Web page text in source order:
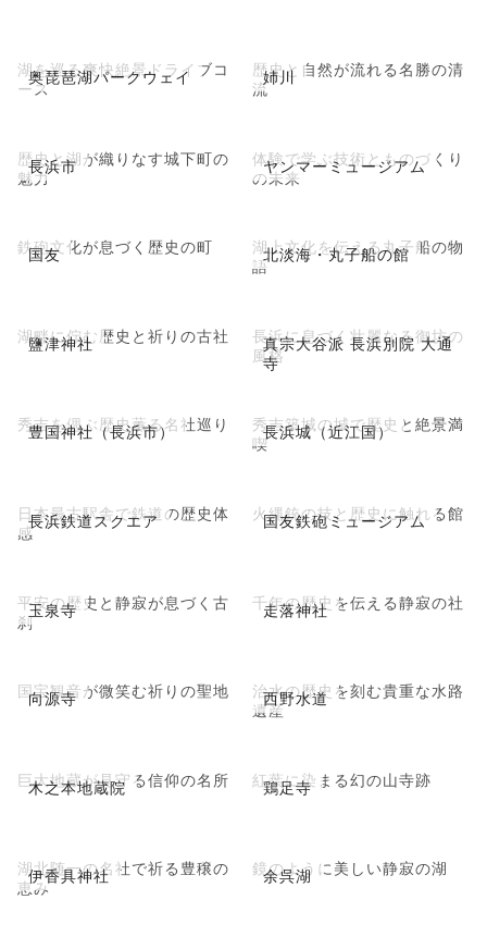
奥琵琶湖パークウェイ
湖を巡る爽快絶景ドライブコ
ース
姉川
歴史と自然が流れる名勝の清
流
長浜市
歴史と湖が織りなす城下町の
魅力
ヤンマーミュージアム
体験で学ぶ技術とものづくり
の未来
国友
鉄砲文化が息づく歴史の町 北淡海・丸子船の館
湖上文化を伝える丸子船の物
語
鹽津神社
湖畔に佇む歴史と祈りの古社
真宗大谷派 長浜別院 大通
寺
長浜に息づく壮麗なる御坊の
風格
豊国神社（長浜市）
秀吉を偲ぶ歴史薫る名社巡り 長浜城（近江国）
秀吉築城の城で歴史と絶景満
喫
長浜鉄道スクエア
日本最古駅舎で鉄道の歴史体
感
国友鉄砲ミュージアム
火縄銃の技と歴史に触れる館
玉泉寺
平安の歴史と静寂が息づく古
刹
走落神社
千年の歴史を伝える静寂の社
向源寺
国宝観音が微笑む祈りの聖地 西野水道
治水の歴史を刻む貴重な水路
遺産
木之本地蔵院
巨大地蔵が見守る信仰の名所 鶏足寺
紅葉に染まる幻の山寺跡
伊香具神社
湖北随一の名社で祈る豊穣の
恵み
余呉湖
鏡のように美しい静寂の湖